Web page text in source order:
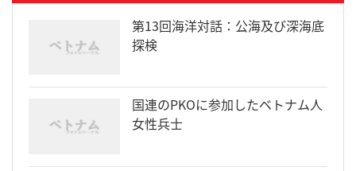
第13回海洋対話：公海及び深海底
探検
国連のPKOに参加したベトナム人
女性兵士